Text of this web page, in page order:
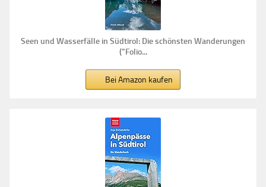
Seen und Wasserfälle in Südtirol: Die schönsten Wanderungen
("Folio...
Bei Amazon kaufen